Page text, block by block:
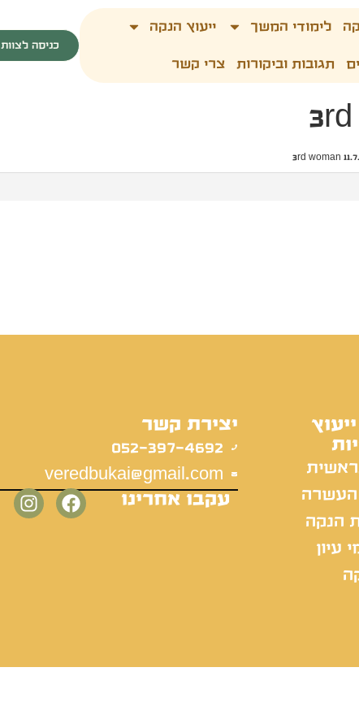
לימודי המשך ייעוץ הנקה
תגובות וביקורות צרי קשר
כניסה לצוות
הנקה
עיון
יצירת קשר
052-397-4692
veredbukai@gmail.com
עקבו אחרינו